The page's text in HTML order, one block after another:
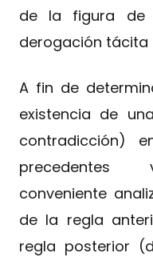
de la figura de
derogación tácita
A fin de
existencia de
contradicción)
precedentes
conveniente
de la regla
regla posterior